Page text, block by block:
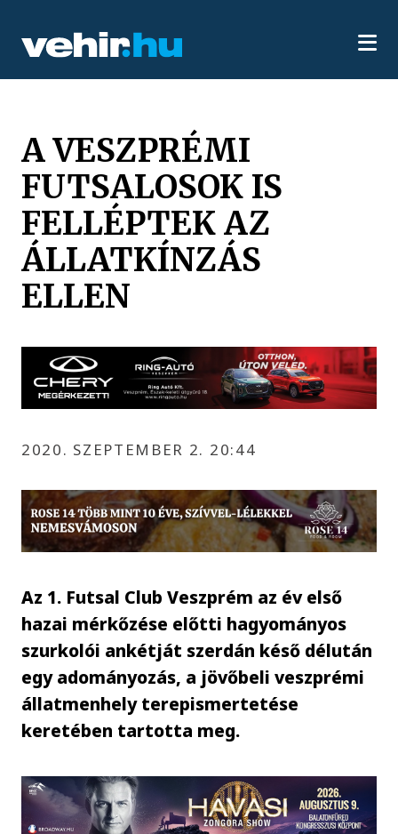
A VESZPRÉMI
FUTSALOSOK IS
FELLÉPTEK AZ
ÁLLATKÍNZÁS
ELLEN
2020. SZEPTEMBER 2. 20:44
Az 1. Futsal Club Veszprém az év első
hazai mérkőzése előtti hagyományos
szurkolói ankétját szerdán késő délután
egy adományozás, a jövőbeli veszprémi
állatmenhely terepismertetése
keretében tartotta meg.